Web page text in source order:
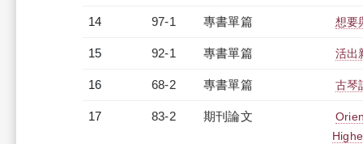
14 97-1 專書單篇 想要
15 92-1 專書單篇 活出
16 68-2 專書單篇 古琴
17 83-2 期刊論文